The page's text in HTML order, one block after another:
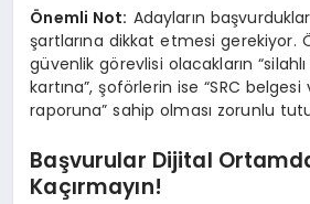
Önemli Not: Adayların
şartlarına dikkat etmesi gerekiyor.
güvenlik görevlisi olacakların
kartına”, şoförlerin ise “SRC
raporuna” sahip olması zorunlu
Başvurular Dijital
Kaçırmayın!